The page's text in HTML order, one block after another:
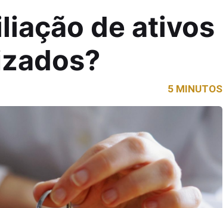
de ativos
5 MINUTOS